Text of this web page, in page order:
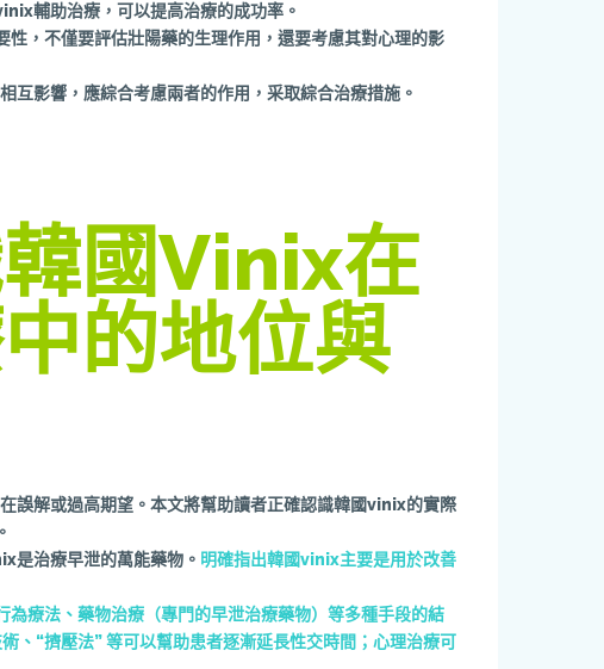
輔助治療，可以提高治療的成功率。
性，不僅要評估壯陽藥的生理作用，還要考慮其對心理的影
互影響，應綜合考慮兩者的作用，采取綜合治療措施。
國vinix在
的地位與
誤解或過高期望。本文將幫助讀者正確認識韓國vinix的實際
是治療早泄的萬能藥物。 明確指出韓國vinix主要是用於改善
為療法、藥物治療（專門的早泄治療藥物）等多種手段的結
、“擠壓法” 等可以幫助患者逐漸延長性交時間；心理治療可